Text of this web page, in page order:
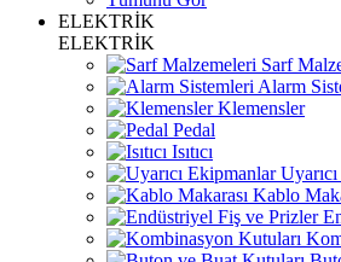
ELEKTRİK
ELEKTRİK
Sarf
Alarm
Klemensler
Pedal
Isıtıcı
Kablo